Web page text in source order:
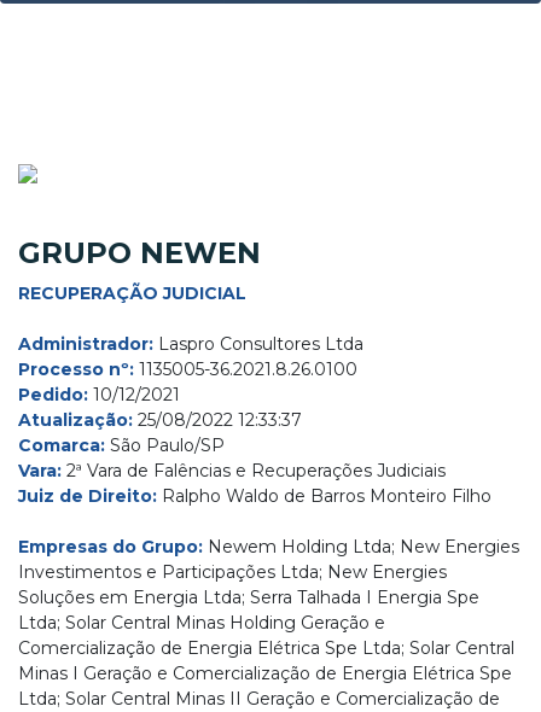
GRUPO NEWEN
RECUPERAÇÃO JUDICIAL
Administrador: Laspro Consultores Ltda
Processo nº: 1135005-36.2021.8.26.0100
Pedido: 10/12/2021
Atualização: 25/08/2022 12:33:37
Comarca: São Paulo/SP
Vara: 2ª Vara de Falências e Recuperações Judiciais
Juiz de Direito: Ralpho Waldo de Barros Monteiro Filho
Empresas do Grupo: Newem Holding Ltda; New Energies
Investimentos e Participações Ltda; New Energies
Soluções em Energia Ltda; Serra Talhada I Energia Spe
Ltda; Solar Central Minas Holding Geração e
Comercialização de Energia Elétrica Spe Ltda; Solar Central
Minas I Geração e Comercialização de Energia Elétrica Spe
Ltda; Solar Central Minas II Geração e Comercialização de